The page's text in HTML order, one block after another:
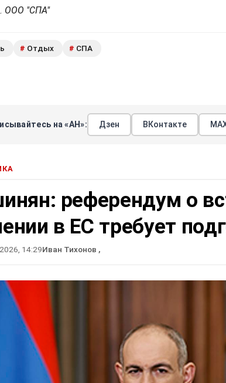
ООО "СПА"
# Отдых # СПА
на «АН»: Дзен ВКонтакте
референдум о
в ЕС требует
14:29Иван Тихонов ,